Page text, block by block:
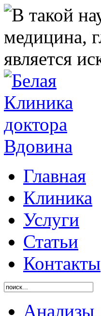
Главная
Клиника
Услуги
Статьи
Контакты
Анализы